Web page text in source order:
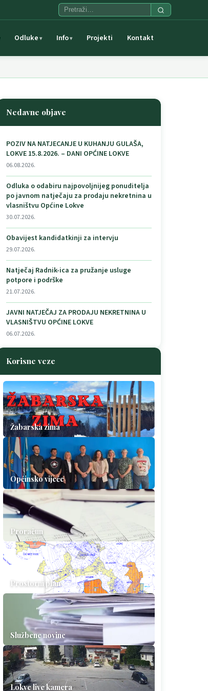
Odluke Info Projekti Kontakt
Nedavne objave
POZIV NA NATJECANJE U KUHANJU GULAŠA,
LOKVE 15.8.2026. – DANI OPĆINE LOKVE
06.08.2026.
Odluka o odabiru najpovoljnijeg ponuditelja
po javnom natječaju za prodaju nekretnina u
vlasništvu Općine Lokve
30.07.2026.
Obavijest kandidatkinji za intervju
29.07.2026.
Natječaj Radnik-ica za pružanje usluge
potpore i podrške
21.07.2026.
JAVNI NATJEČAJ ZA PRODAJU NEKRETNINA U
VLASNIŠTVU OPĆINE LOKVE
06.07.2026.
Korisne veze
Žabarska zima
Općinsko vijeće
Proračun
Prostorni plan
Službene novine
Lokve live kamera